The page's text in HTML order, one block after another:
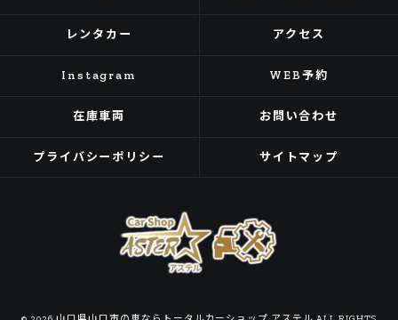
レンタカー アクセス
Instagram WEB予約
在庫車両 お問い合わせ
プライバシーポリシー サイトマップ